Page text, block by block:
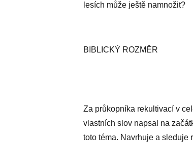
lesích může ještě namnožit?
BIBLICKÝ ROZMĚR
Za průkopníka rekultivací v
vlastních slov napsal na
toto téma. Navrhuje a sleduje